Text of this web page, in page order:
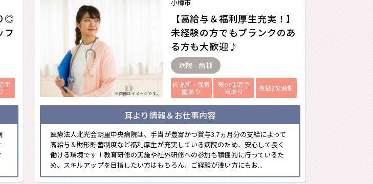
◎
フ
手
※画像はイメージです。
小樽市
【高給与＆福利厚生充実！】
未経験の方でもブランクのあ
る方も大歓迎♪
病院 - 病棟
託児所・保育
園あり
寮or住宅手
当あり
夜勤2交替制
耳より情報＆お仕事内容
医療法人北光会朝里中央病院は、手当が豊富かつ賞与3.7ヵ月分の支給によって
高給与＆財形貯蓄制度など福利厚生が充実している病院のため、安心して長く
働ける環境です！教育研修の実施や社外研修への参加も積極的に行っているた
め、スキルアップを目指したい方はもちろん、ご経験が浅い方にもお...